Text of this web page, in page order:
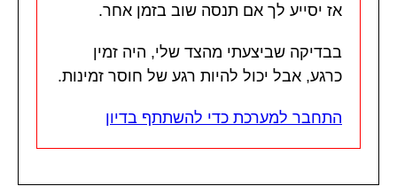
אז יסייע לך אם תנסה שוב בזמן אחר.
בבדיקה שביצעתי מהצד שלי, היה זמין
כרגע, אבל יכול להיות רגע של חוסר זמינות.
התחבר למערכת כדי להשתתף בדיון